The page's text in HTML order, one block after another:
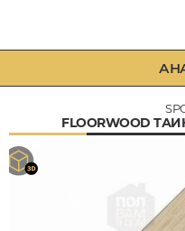
FLOORWOOD